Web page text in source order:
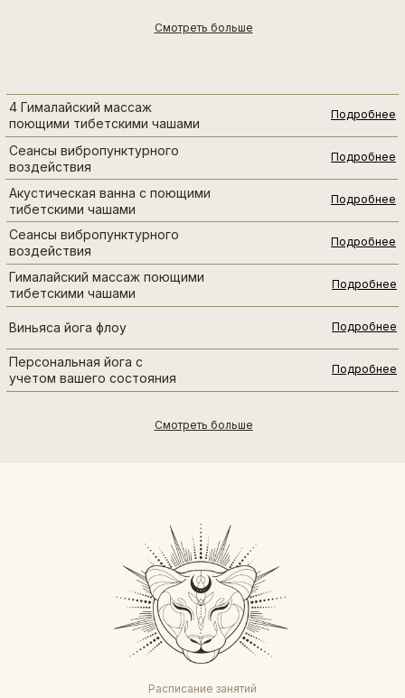
Смотреть больше
4 Гималайский массаж
поющими тибетскими чашами
Подробнее
Сеансы вибропунктурного
воздействия
Подробнее
Акустическая ванна с поющими
тибетскими чашами
Подробнее
Сеансы вибропунктурного
воздействия
Подробнее
Гималайский массаж поющими
тибетскими чашами
Подробнее
Виньяса йога флоу Подробнее
Персональная йога с
учетом вашего состояния
Подробнее
Смотреть больше
Расписание занятий